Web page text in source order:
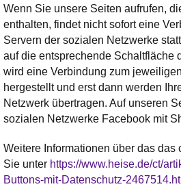
Wenn Sie unsere Seiten aufrufen,
enthalten, findet nicht sofort eine
Servern der sozialen Netzwerke
auf die entsprechende Schaltfläche
wird eine Verbindung zum
hergestellt und erst dann werden
Netzwerk übertragen. Auf unseren
sozialen Netzwerke Facebook mit
Weitere Informationen über das das
Sie unter https://www.heise.de/ct/
Buttons-mit-Datenschutz-